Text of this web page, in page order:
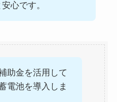
心です。
助金を活用して
電池を導入しま